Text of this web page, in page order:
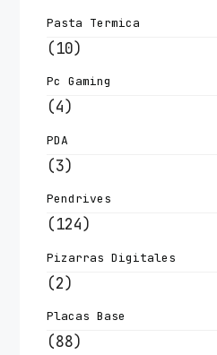
Pasta Termica
(10)
Pc Gaming
(4)
PDA
(3)
Pendrives
(124)
Pizarras Digitales
(2)
Placas Base
(88)